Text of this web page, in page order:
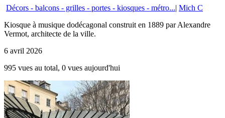
Décors - balcons - grilles - portes - kiosques - métro...| Mich C
Kiosque à musique dodécagonal construit en 1889 par Alexandre
Vermot, architecte de la ville.
6 avril 2026
995 vues au total, 0 vues aujourd'hui